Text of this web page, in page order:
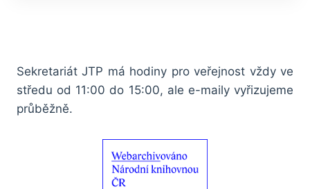
Sekretariát JTP má hodiny pro veřejnost vždy ve
středu od 11:00 do 15:00, ale e-maily vyřizujeme
průběžně.